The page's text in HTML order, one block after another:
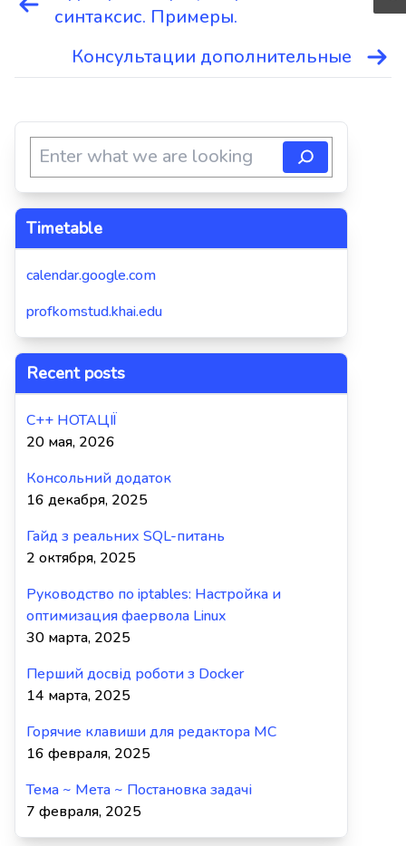
по
синтаксис. Примеры.
Консультации дополнительные
Timetable
calendar.google.com
profkomstud.khai.edu
Recent posts
C++ НОТАЦІЇ
20 мая, 2026
Консольний додаток
16 декабря, 2025
Гайд з реальних SQL-питань
2 октября, 2025
Руководство по iptables: Настройка и
оптимизация фаервола Linux
30 марта, 2025
Перший досвід роботи з Docker
14 марта, 2025
Горячие клавиши для редактора MC
16 февраля, 2025
Тема ~ Мета ~ Постановка задачі
7 февраля, 2025